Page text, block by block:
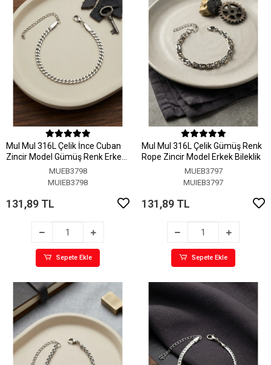
MuI MuI 316L Çelik İnce Cuban
Zincir Model Gümüş Renk Erkek
MUEB3798
MUIEB3798
131,89 TL
Sepete Ekle
MuI MuI 316L Çelik Gümüş Renk
Rope Zincir Model Erkek Bileklik
MUEB3797
MUIEB3797
131,89 TL
Sepete Ekle